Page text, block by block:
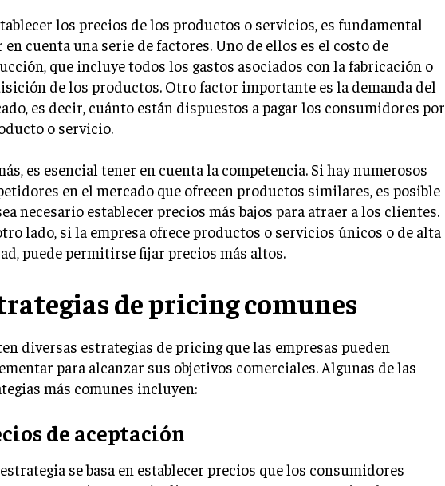
los precios de los productos o servicios, es fundamental
en cuenta una serie de factores. Uno de ellos es el costo de
que incluye todos los gastos asociados con la fabricación o
de los productos. Otro factor importante es la demanda del
es decir, cuánto están dispuestos a pagar los consumidores por
o servicio.
es esencial tener en cuenta la competencia. Si hay numerosos
en el mercado que ofrecen productos similares, es posible
necesario establecer precios más bajos para atraer a los clientes.
lado, si la empresa ofrece productos o servicios únicos o de alta
puede permitirse fijar precios más altos.
de pricing comunes
diversas estrategias de pricing que las empresas pueden
para alcanzar sus objetivos comerciales. Algunas de las
más comunes incluyen:
de aceptación
se basa en establecer precios que los consumidores